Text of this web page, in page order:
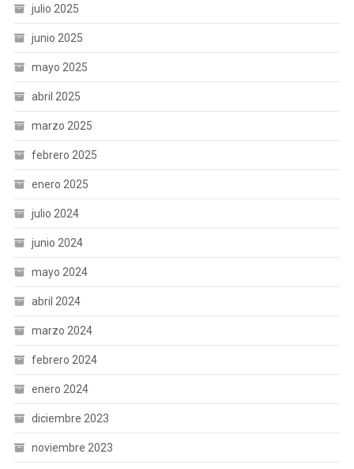
julio 2025
junio 2025
mayo 2025
abril 2025
marzo 2025
febrero 2025
enero 2025
julio 2024
junio 2024
mayo 2024
abril 2024
marzo 2024
febrero 2024
enero 2024
diciembre 2023
noviembre 2023